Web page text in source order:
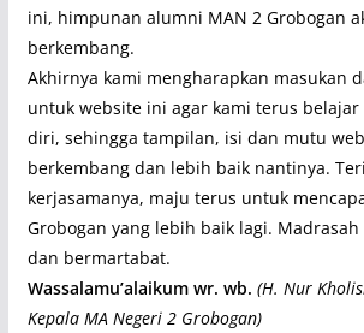
ini, himpunan alumni MAN 2 Grobogan
berkembang.
Akhirnya kami mengharapkan masukan
untuk website ini agar kami terus
diri, sehingga tampilan, isi dan mutu
berkembang dan lebih baik nantinya.
kerjasamanya, maju terus untuk
Grobogan yang lebih baik lagi.
dan bermartabat.
Wassalamu’alaikum wr. wb. (H. Nur
Kepala MA Negeri 2 Grobogan)